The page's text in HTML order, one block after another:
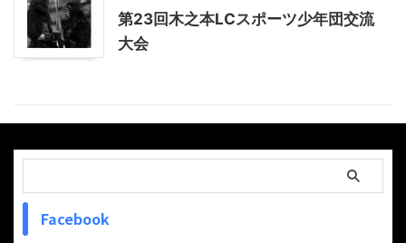
第23回木之本LCスポーツ少年団交流
大会
Facebook